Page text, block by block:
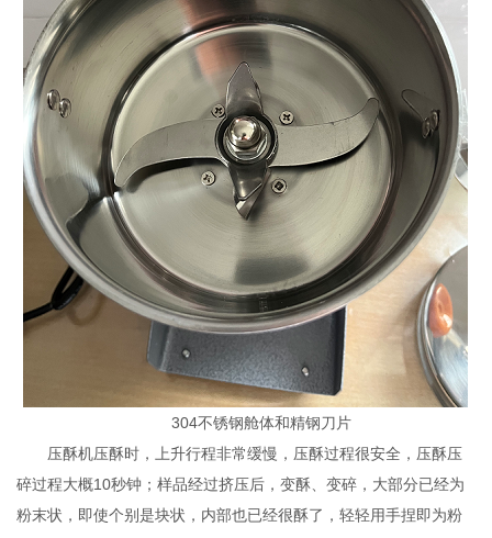
304不锈钢舱体和精钢刀片
压酥机压酥时，上升行程非常缓慢，压酥过程很安全，压酥压
碎过程大概10秒钟；样品经过挤压后，变酥、变碎，大部分已经为
粉末状，即使个别是块状，内部也已经很酥了，轻轻用手捏即为粉